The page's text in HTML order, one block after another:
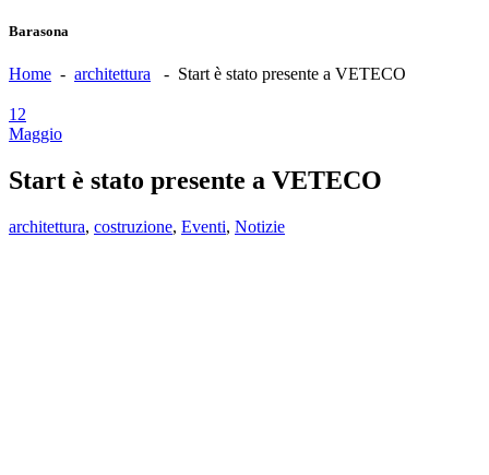
Barasona
Home - architettura - Start è stato presente a VETECO
12
Maggio
Start è stato presente a VETECO
architettura, costruzione, Eventi, Notizie